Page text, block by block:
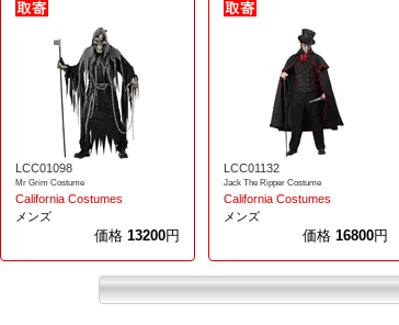
LCC01098
Mr Grim Costume
California Costumes
メンズ
価格 13200円
LCC01132
Jack The Ripper Costume
California Costumes
メンズ
価格16800円